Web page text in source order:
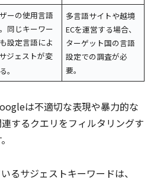
ーの使用言語
同じキーワー
設定言語によ
ジェストが変
。
多言語サイトや越境
ECを運営する場合、
ターゲット国の言語
設定での調査が必
要。
は不適切な表現や暴力的な
するクエリをフィルタリングす
るサジェストキーワードは、